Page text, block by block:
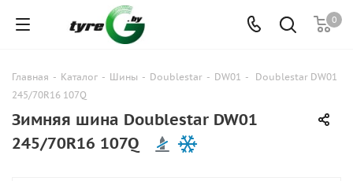
0
Главная - Каталог - Шины - Doublestar - DW01 -
Doublestar DW01
245/70R16 107Q
Зимняя шина Doublestar DW01
245/70R16 107Q